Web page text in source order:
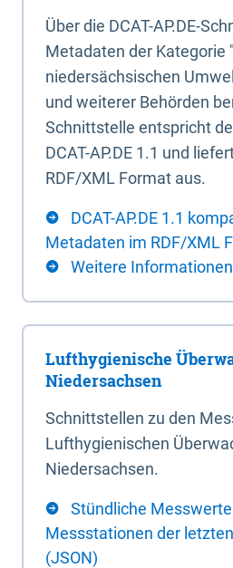
Über die DCAT-AP.DE-
Metadaten der Kategorie
niedersächsischen
und weiterer Behörden
Schnittstelle entspricht
DCAT-AP.DE 1.1 und
RDF/XML Format aus.
DCAT-AP.DE 1.1
Metadaten im RDF/XML
Weitere Informationen
Lufthygienische
Niedersachsen
Schnittstellen zu den
Lufthygienischen
Niedersachsen.
Stündliche
Messstationen der
(JSON)